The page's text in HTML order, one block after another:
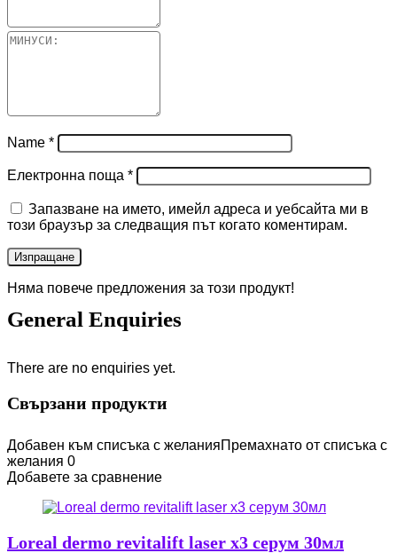
Name *
Електронна поща *
Запазване на името, имейл адреса и уебсайта ми в
този браузър за следващия път когато коментирам.
Няма повече предложения за този продукт!
General Enquiries
There are no enquiries yet.
Свързани продукти
Добавен към списъка с желанияПремахнато от списъка с
желания 0
Добавете за сравнение
Loreal dermo revitalift laser x3 серум 30мл